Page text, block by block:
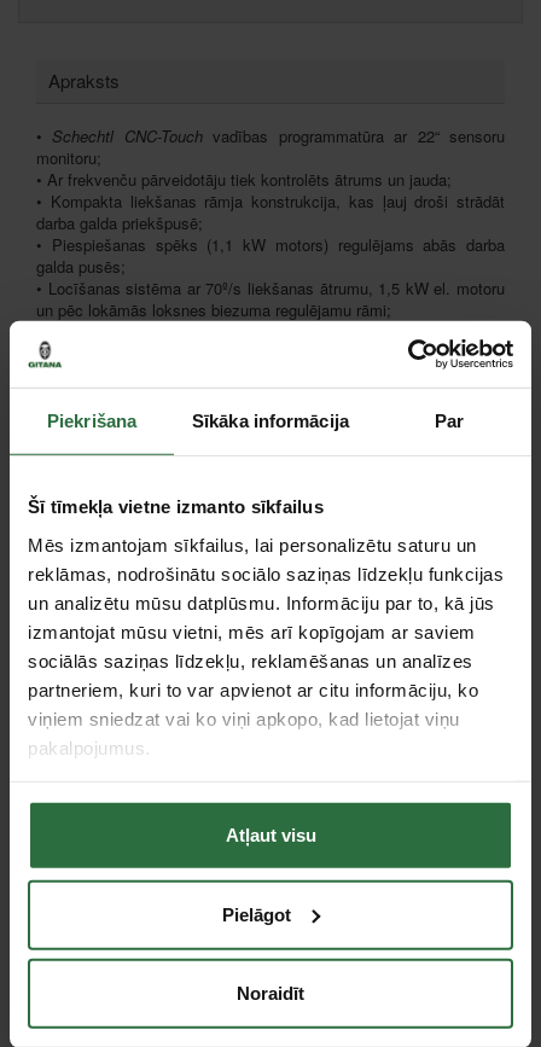
Piekrišana Sīkāka informācija Par
Šī tīmekļa vietne izmanto sīkfailus
Mēs izmantojam sīkfailus, lai personalizētu saturu un
reklāmas, nodrošinātu sociālo saziņas līdzekļu funkcijas
un analizētu mūsu datplūsmu. Informāciju par to, kā jūs
izmantojat mūsu vietni, mēs arī kopīgojam ar saviem
sociālās saziņas līdzekļu, reklamēšanas un analīzes
partneriem, kuri to var apvienot ar citu informāciju, ko
viņiem sniedzat vai ko viņi apkopo, kad lietojat viņu
pakalpojumus.
Atļaut visu
Pielāgot
Noraidīt
Apraksts
• Schechtl CNC-Touchvadības programmatūra ar 22“ sensoru
monitoru;
• Ar frekvenču pārveidotāju tiek kontrolēts ātrums un jauda;
• Kompakta liekšanas rāmja konstrukcija, kas ļauj droši strādāt
darba galda priekšpusē;
• Piespiešanas spēks (1,1 kW motors) regulējams abās darba
galda pusēs;
• Locīšanas sistēma ar 70º/s liekšanas ātrumu, 1,5 kW el. motoru
un pēc lokāmās loksnes biezuma regulējamu rāmi;
mm/s ātrumu;
• Automātiska aizmugures atdura 6–1000 mm,
• Moeler el. motori un SEW elektroniskā kontrole;
• Vienkārša, ātra un izturīga pret nodilumu liekšanas un
un 22“ sensoru monitors, viens ass (20 °, r = 1 mm) un viens ass
68/24 asmeņi liekšanas rāmim, automātiska 6–1000 mm gala
atdura ar ierobežotājiem, kurus var paslēpt, 2 komplekti kājas
slēdžu, lietotāja instrukcija.
Specifikācija
Svars
4200 kg
Darba garums
4040 mm
augstums)
5070x1790x1600 mm
tērauds (400N/mm²)-1,50
mm;alumīnijs(250N/mm²)-2,00 mm;
INOX(600N/mm²)-1,00 mm
personām
12 mēn.